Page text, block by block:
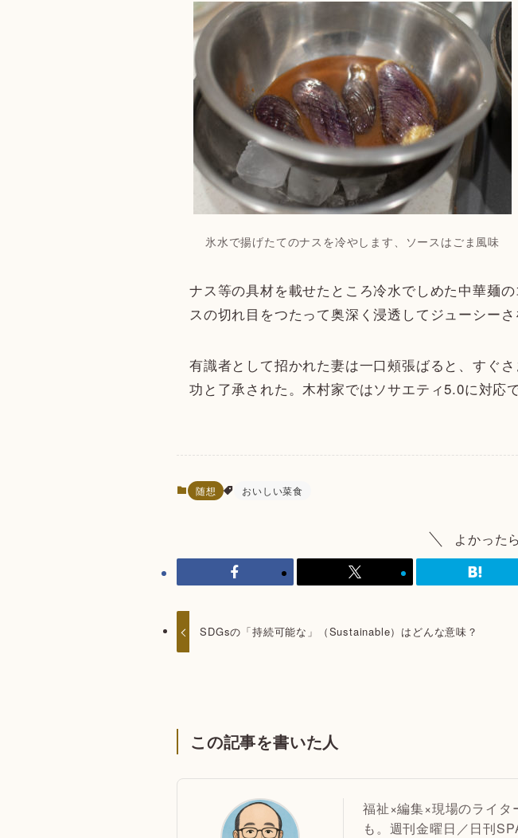
氷水で揚げたてのナスを冷やします、ソースはごま風味
ナス等の具材を載せたところ冷水でしめた中華麺
スの切れ目をつたって奥深く浸透してジューシーさ
有識者として招かれた妻は一口頰張ばると、すぐ
功と了承された。木村家ではソサエティ5.0に対応
随想 おいしい菜食
よかった
SDGsの「持続可能な」（Sustainable）はどんな意味？
この記事を書いた人
福祉×編集×現場のライタ
も。週刊金曜日／日刊